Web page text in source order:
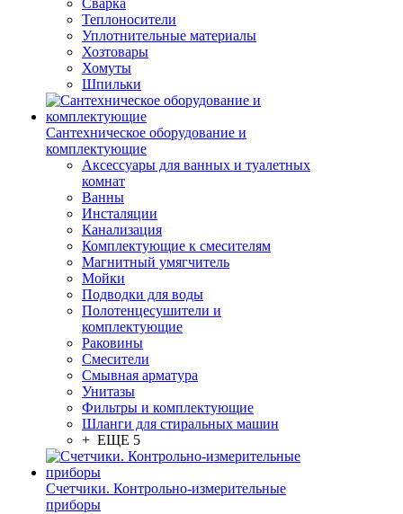
Сварка
Теплоносители
Уплотнительные материалы
Хозтовары
Хомуты
Шпильки
Сантехническое оборудование и
комплектующие
Аксессуары для ванных и туалетных
комнат
Ванны
Инсталяции
Канализация
Комплектующие к смесителям
Магнитный умягчитель
Мойки
Подводки для воды
Полотенцесушители и
комплектующие
Раковины
Смесители
Смывная арматура
Унитазы
Фильтры и комплектующие
Шланги для стиральных машин
+ ЕЩЕ 5
Счетчики. Контрольно-измерительные
приборы